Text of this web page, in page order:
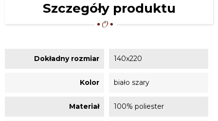
Szczegóły produktu
Dokładny rozmiar 140x220
Kolor biało szary
Materiał 100% poliester